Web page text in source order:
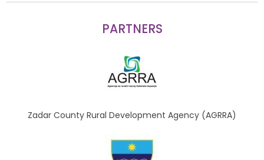
PARTNERS
Zadar County Rural Development Agency (AGRRA)